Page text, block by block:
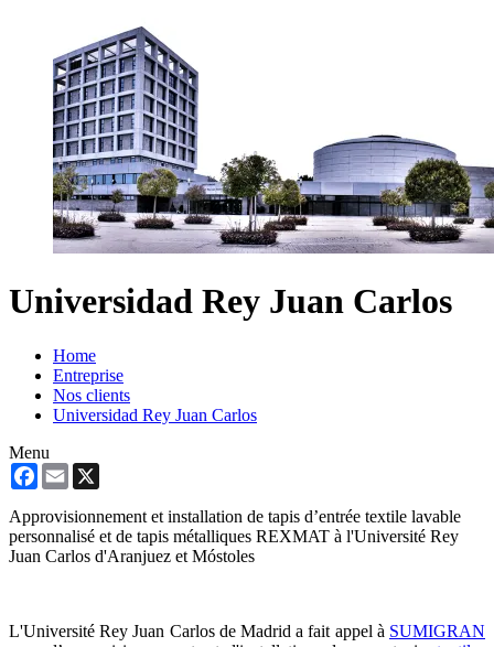
Universidad Rey Juan Carlos
Home
Entreprise
Nos clients
Universidad Rey Juan Carlos
Menu
Facebook
Email
Approvisionnement et installation de tapis d’entrée textile lavable
personnalisé et de tapis métalliques REXMAT à l'Université Rey
Juan Carlos d'Aranjuez et Móstoles
L'Université Rey Juan Carlos de Madrid a fait appel à SUMIGRAN